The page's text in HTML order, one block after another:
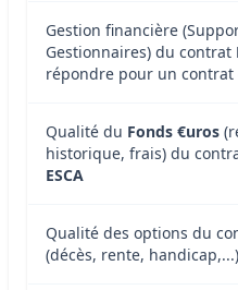
Gestion financière
Gestionnaires) du contrat
répondre pour un contrat
Qualité du Fonds €uros
historique, frais) du
ESCA
Qualité des options du
(décès, rente, handicap,...)